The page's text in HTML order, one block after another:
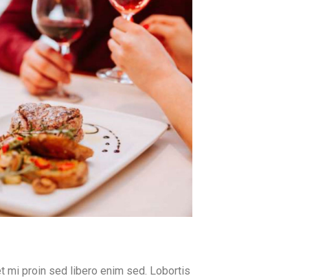
mi proin sed libero enim sed. Lobortis